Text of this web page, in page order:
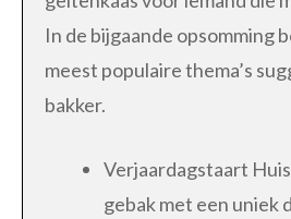
In de bijgaande opsomming
meest populaire thema’s
bakker.
Verjaardagstaart
gebak met een uniek